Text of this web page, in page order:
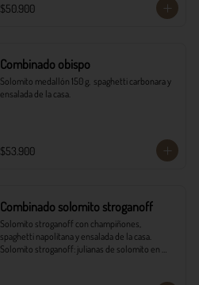
$50.900
Combinado obispo
Solomito medallón 150 g,  spaghetti carbonara y
ensalada de la casa.
$53.900
Combinado solomito stroganoff
Solomito stroganoff con champiñones,
spaghetti napolitana y ensalada de la casa.
Solomito stroganoff: julianas de solomito en